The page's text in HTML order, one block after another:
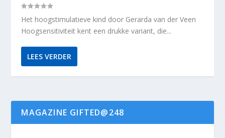
Het hoogstimulatieve kind door Gerarda van der Veen
Hoogsensitiviteit kent een drukke variant, die...
LEES VERDER
MAGAZINE GIFTED@248